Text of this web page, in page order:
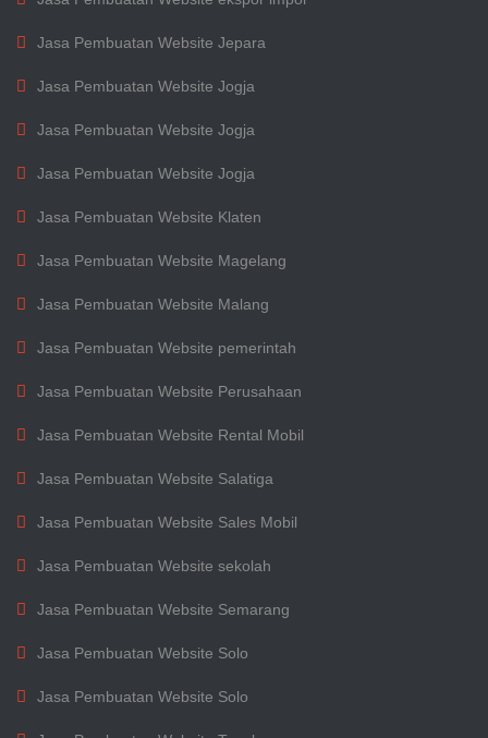
Jasa Pembuatan Website Jepara
Jasa Pembuatan Website Jogja
Jasa Pembuatan Website Jogja
Jasa Pembuatan Website Jogja
Jasa Pembuatan Website Klaten
Jasa Pembuatan Website Magelang
Jasa Pembuatan Website Malang
Jasa Pembuatan Website pemerintah
Jasa Pembuatan Website Perusahaan
Jasa Pembuatan Website Rental Mobil
Jasa Pembuatan Website Salatiga
Jasa Pembuatan Website Sales Mobil
Jasa Pembuatan Website sekolah
Jasa Pembuatan Website Semarang
Jasa Pembuatan Website Solo
Jasa Pembuatan Website Solo